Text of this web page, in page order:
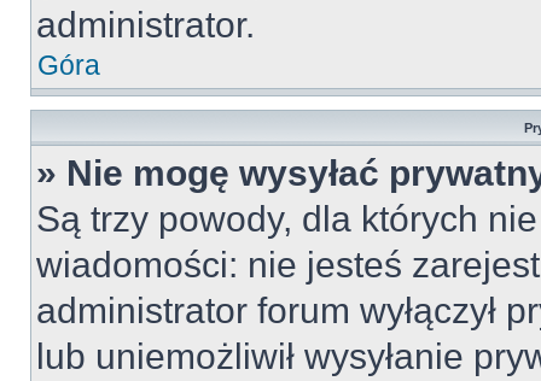
administrator.
Góra
» Nie mogę wysyłać
Są trzy powody, dla których
wiadomości: nie jesteś
administrator forum wyłączył
lub uniemożliwił wysyłanie